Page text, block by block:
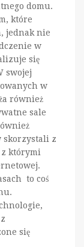
domu.
które
jednak nie
w
się
swojej
w
również
sale
z
którymi
to coś
się